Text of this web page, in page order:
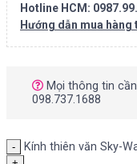
Hotline HCM:
Hướng dẫn mua hàng
Mọi thông tin
098.737.1688
Kính thiên văn Sky-